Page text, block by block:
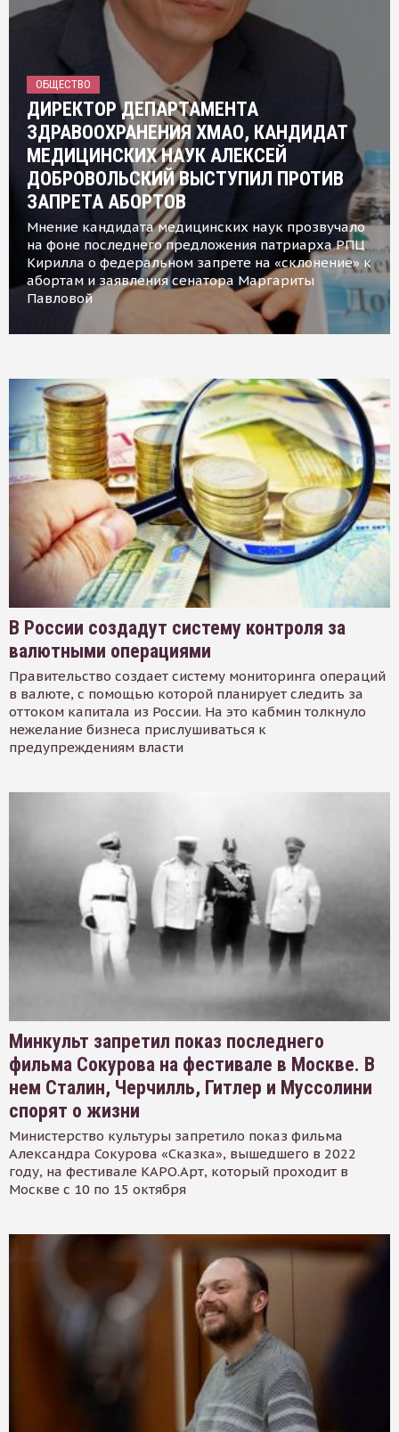
ОБЩЕСТВО
ДИРЕКТОР ДЕПАРТАМЕНТА
ЗДРАВООХРАНЕНИЯ ХМАО, КАНДИДАТ
МЕДИЦИНСКИХ НАУК АЛЕКСЕЙ
ДОБРОВОЛЬСКИЙ ВЫСТУПИЛ ПРОТИВ
ЗАПРЕТА АБОРТОВ
Мнение кандидата медицинских наук прозвучало
на фоне последнего предложения патриарха РПЦ
Кирилла о федеральном запрете на «склонение» к
абортам и заявления сенатора Маргариты
Павловой
В России создадут систему контроля за
валютными операциями
Правительство создает систему мониторинга операций
в валюте, с помощью которой планирует следить за
оттоком капитала из России. На это кабмин толкнуло
нежелание бизнеса прислушиваться к
предупреждениям власти
Минкульт запретил показ последнего
фильма Сокурова на фестивале в Москве. В
нем Сталин, Черчилль, Гитлер и Муссолини
спорят о жизни
Министерство культуры запретило показ фильма
Александра Сокурова «Сказка», вышедшего в 2022
году, на фестивале КАРО.Арт, который проходит в
Москве с 10 по 15 октября